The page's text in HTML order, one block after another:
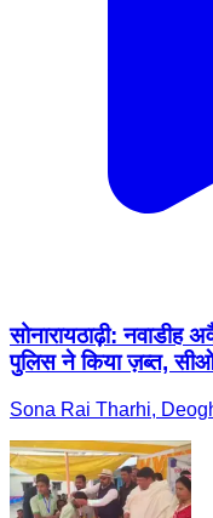
सोनारायठाढ़ी: नवाडीह
पुलिस ने किया ज़ब्त, सीओ
Sona Rai Tharhi,